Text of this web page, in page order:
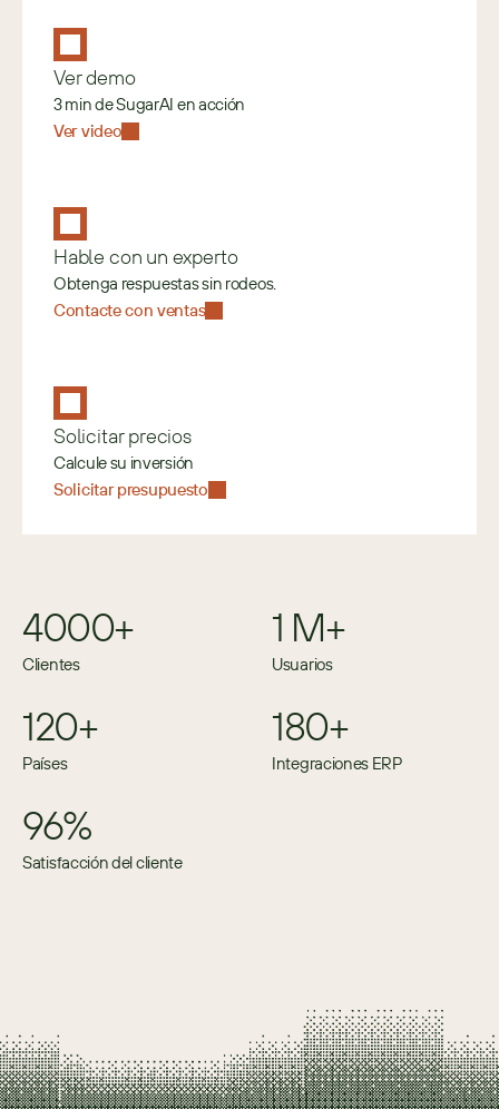
Ver demo
3 min de SugarAI en acción
Ver video
Hable con un experto
Obtenga respuestas sin rodeos.
Contacte con ventas
Solicitar precios
Calcule su inversión
Solicitar presupuesto
4000+
Clientes
1 M+
Usuarios
120+
Países
180+
Integraciones ERP
96%
Satisfacción del cliente